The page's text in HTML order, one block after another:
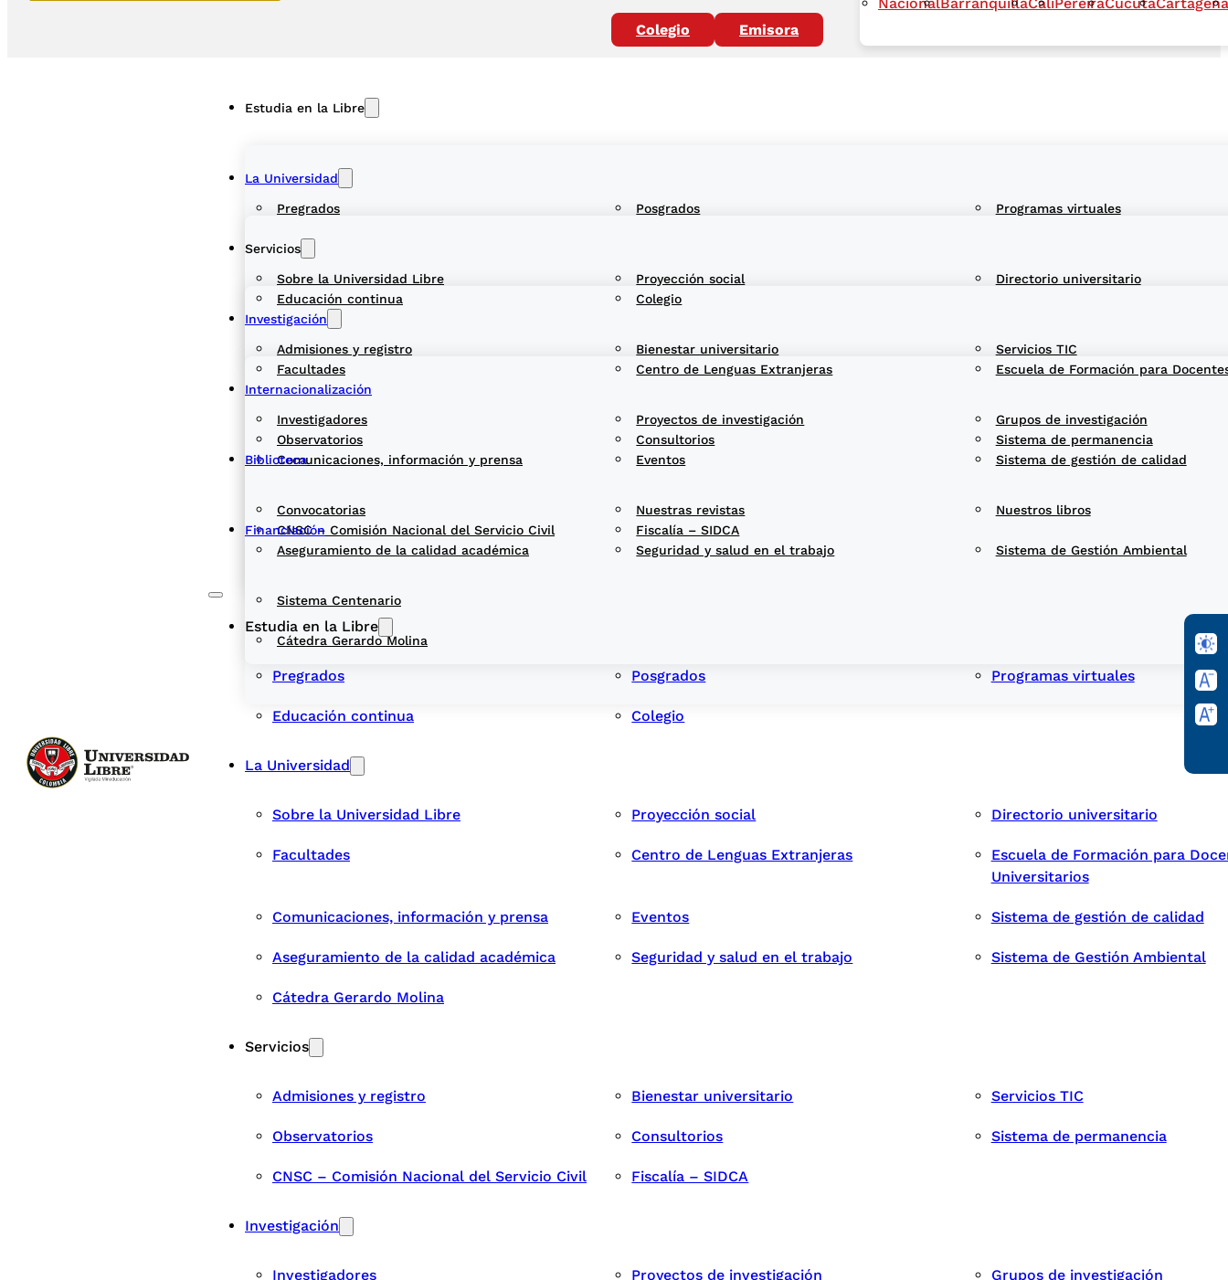
Emisora
Colegio
Estudia en la Libre
Pregrados Posgrados Programas virtuales
Educación continua Colegio
La Universidad
Sobre la Universidad Libre Proyección social Directorio universitario
Facultades Centro de Lenguas Extranjeras Escuela de Formación para
Comunicaciones, información y prensa Eventos Sistema de gestión de calidad
Aseguramiento de la calidad académica Seguridad y salud en el trabajo Sistema de Gestión Ambiental
Cátedra Gerardo Molina
Servicios
Admisiones y registro Bienestar universitario Servicios TIC
Observatorios Consultorios Sistema de permanencia
CNSC – Comisión Nacional del Servicio Civil Fiscalía – SIDCA
Investigación
Investigadores Proyectos de investigación Grupos de investigación
Convocatorias Nuestras revistas Nuestros libros
Sistema Centenario
Internacionalización
Biblioteca
Financiación
Estudia en la Libre
Pregrados Posgrados Programas virtuales
Educación continua Colegio
La Universidad
Sobre la Universidad Libre Proyección social Directorio universitario
Facultades Centro de Lenguas Extranjeras
Escuela de Formación para
Universitarios
Comunicaciones, información y prensa Eventos Sistema de gestión de calidad
Aseguramiento de la calidad académica Seguridad y salud en el trabajo Sistema de Gestión Ambiental
Cátedra Gerardo Molina
Servicios
Admisiones y registro Bienestar universitario Servicios TIC
Observatorios Consultorios Sistema de permanencia
CNSC – Comisión Nacional del Servicio Civil Fiscalía – SIDCA
Investigación
Investigadores Proyectos de investigación Grupos de investigación